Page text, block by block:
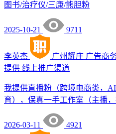
图书/治疗仪/三康/熊胆粉
2025-10-21 9711
李英杰 广州耀庄 广告商
提供 线上推广渠道
我提供直播粉（跨境电商类，
育），保真一手工作室（主播，
2026-03-11 4921